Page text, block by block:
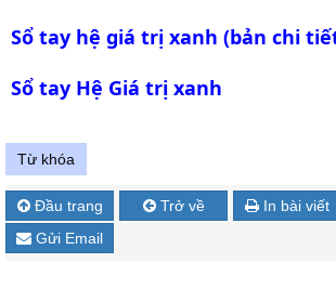
Sổ tay hệ giá trị xanh (bản chi
Sổ tay Hệ Giá trị xanh
Từ khóa
Đầu trang Trở về In bài viết
Gửi Email